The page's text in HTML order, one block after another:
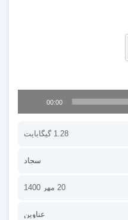
00:00
1.28 گیگابایت
سجاد
20 مهر 1400
عناوین